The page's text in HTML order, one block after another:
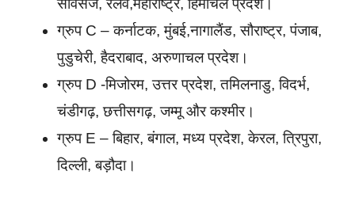
सर्विसेज, रेलवे,महाराष्ट्र, हिमाचल प्रदेश।
ग्रुप C – कर्नाटक, मुंबई,नागालैंड, सौराष्ट्र, पंजाब,
पुडुचेरी, हैदराबाद, अरुणाचल प्रदेश।
ग्रुप D -मिजोरम, उत्तर प्रदेश, तमिलनाडु, विदर्भ,
चंडीगढ़, छत्तीसगढ़, जम्मू और कश्मीर।
ग्रुप E – बिहार, बंगाल, मध्य प्रदेश, केरल, त्रिपुरा,
दिल्ली, बड़ौदा।